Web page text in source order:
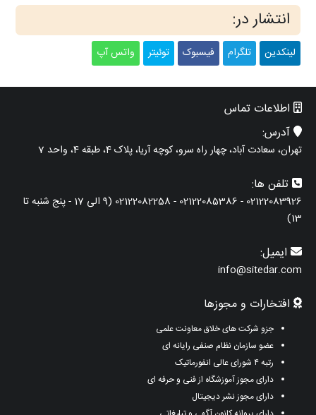
انتشار در:
لینکدین تلگرام فیسبوک توئیتر واتس آپ
اطلاعات تماس
آدرس:
تهران، سعادت آباد، چهار راه سرو، کوچه آریا، پلاک 4، طبقه 4، واحد 7
تلفن ها:
02122083926 - 02122085386 - 02122082258 (9 الی 17 - پنج شنبه تا
13)
ایمیل:
info@sitedar.com
افتخارات و مجوزها
جزو شرکت های خلاق معاونت علمی
عضو سازمان نظام صنفی رایانه ای
رتبه ۴ شورای عالی انفورماتیک
دارای مجوز آموزشگاه از فنی و حرفه ای
دارای مجوز نشر دیجیتال